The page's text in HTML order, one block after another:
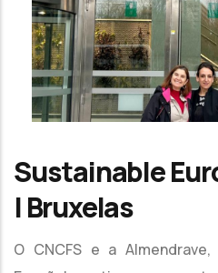
Sustainable
| Bruxelas
O CNCFS e a